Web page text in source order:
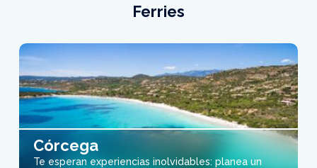
Ferries
Córcega
Te esperan experiencias inolvidables: planea un